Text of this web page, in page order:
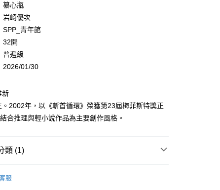
需註冊會員、不需綁卡、不需儲值。
要手機號碼，簡訊認證，即可結帳。
確認商品／服務後，再付款。
式選擇「AFTEE先享後付」後，將跳轉至「AFTEE先享後
，進行簡訊認證並確認金額後，即可完成結帳。
通知簡訊後14天內，點擊此簡訊中的連結，可透過四大超商
銀行／等多元方式進行付款，方視為交易完成。
帳手續完成當下不需立刻繳費，但若您需要取消訂單，請聯
的店家。未經商家同意取消之訂單仍視為有效，需透過AFTEE
相關費用。
心」https://netprotections.freshdesk.com/support/home
沛科技股份有限公司提供之「AFTEE先享後付」服務完成之
服務之必要範圍內提供個人資料，並將交易相關給付款項請
滿NT$500(含以上)免運費
滿NT$500(含以上)免運費
款
滿NT$500(含以上)免運費
滿NT$500(含以上)免運費
，滿NT$500(含以上)免運費
心瓶
崎優次
青年館
開
遍級
2026/01/30
新
。2002年，以《斬首循環》榮獲第23屆梅菲斯特獎正
合推理與輕小說作品為主要創作風格。
類 (1)
服